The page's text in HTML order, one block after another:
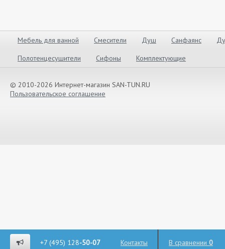
Мебель для ванной Смесители Душ Санфаянс
Полотенцесушители
Сифоны Комплектующие
© 2010-2026 Интернет-магазин SAN-TUN.RU
Пользовательское соглашение
+7 (495) 128-50-07 Контакты В сравнении 0